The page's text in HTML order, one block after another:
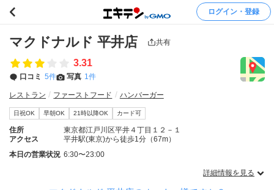
ログイン・登録
マクドナルド 平井店 共有
3.31
口コミ 5件 写真 1件
レストラン ファーストフード ハンバーガー
日祝OK 早朝OK 21時以降OK カード可
住所
東京都江戸川区平井４丁目１２－１
アクセス
平井駅(東京)から徒歩1分（67m）
本日の営業状況 6:30〜23:00
詳細情報を見る